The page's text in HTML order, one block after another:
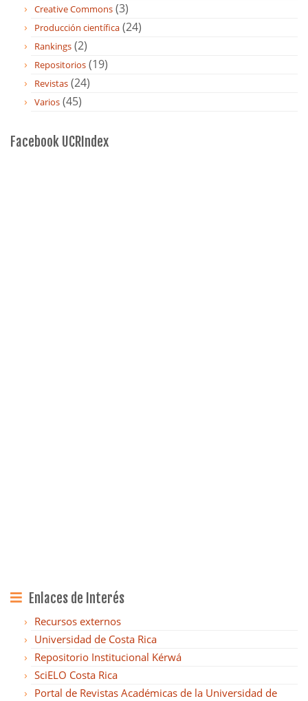
Creative Commons (3)
Producción científica (24)
Rankings (2)
Repositorios (19)
Revistas (24)
Varios (45)
Facebook UCRIndex
Enlaces de Interés
Recursos externos
Universidad de Costa Rica
Repositorio Institucional Kérwá
SciELO Costa Rica
Portal de Revistas Académicas de la Universidad de